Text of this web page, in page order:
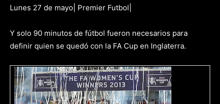
Lunes 27 de mayo| Premier Futbol|
Y solo 90 minutos de fútbol fueron necesarios para
definir quien se quedó con la FA Cup en Inglaterra.